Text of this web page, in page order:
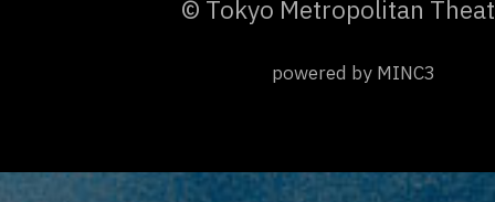
© Tokyo Metropolitan
powered by MINC3